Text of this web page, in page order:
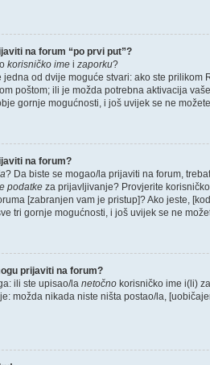
na forum “po prvi put”?
korisničko ime i zaporku?
od dvije moguće stvari: ako ste
poštom; ili je možda potrebna aktivacija
gornje mogućnosti, i još uvijek se ne
na forum?
? Da biste se mogao/la prijaviti na forum,
podatke za prijavljivanje? Provjerite
[zabranjen vam je pristup]? Ako jeste,
tri gornje mogućnosti, i još uvijek se ne
prijaviti na forum?
ili ste upisao/la netočno korisničko ime i(li)
možda nikada niste ništa postao/la,